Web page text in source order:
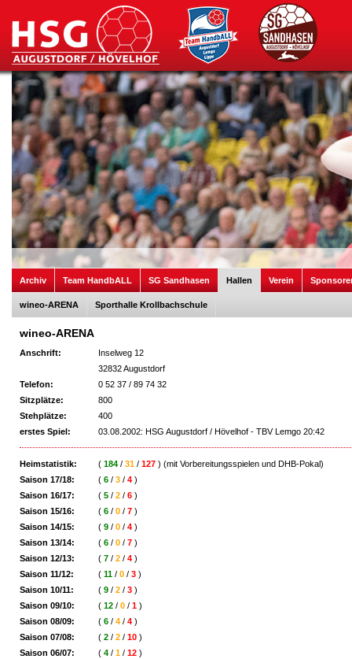
Archiv Team HandbALL SG Sandhasen Hallen Verein
wineo-ARENA Sporthalle Krollbachschule
wineo-ARENA
Anschrift:
Inselweg 12
32832 Augustdorf
Telefon:
0 52 37 / 89 74 32
Sitzplätze:
800
Stehplätze:
400
erstes Spiel:
03.08.2002: HSG Augustdorf / Hövelhof - TBV Lemgo 20:42
Heimstatistik: ( 184 / 31 / 127 ) (mit Vorbereitungsspielen und DHB-Pokal)
Saison 17/18:
( 6 / 3 / 4 )
Saison 16/17:
( 5 / 2 / 6 )
Saison 15/16:
( 6 / 0 / 7 )
Saison 14/15:
( 9 / 0 / 4 )
Saison 13/14:
( 6 / 0 / 7 )
Saison 12/13:
( 7 / 2 / 4 )
Saison 11/12:
( 11 / 0 / 3 )
Saison 10/11:
( 9 / 2 / 3 )
Saison 09/10:
( 12 / 0 / 1 )
Saison 08/09:
( 6 / 4 / 4 )
Saison 07/08:
( 2 / 2 / 10 )
Saison 06/07:
( 4 / 1 / 12 )